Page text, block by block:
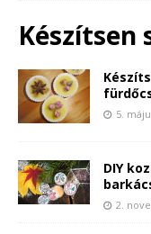
5.
DIY
2.